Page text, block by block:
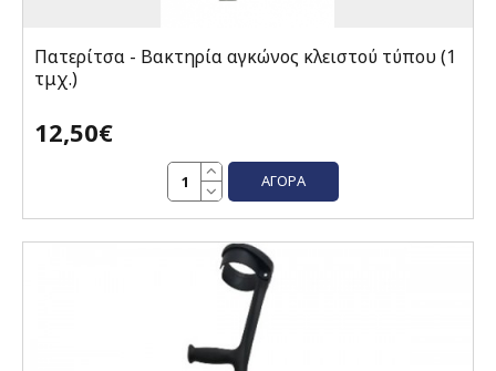
Πατερίτσα - Βακτηρία αγκώνος κλειστού τύπου (1
τμχ.)
12,50€
ΑΓΟΡΆ